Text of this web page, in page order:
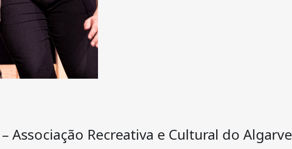
– Associação Recreativa e Cultural do Algarve